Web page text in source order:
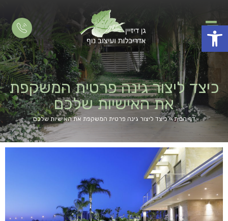
פתח סרגל נגישות
כיצד ליצור גינה פרטית המשקפת
את האישיות שלכם
דף הבית»כיצד ליצור גינה פרטית המשקפת את האישיות שלכם